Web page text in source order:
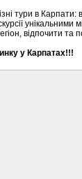
тури в Карпати:
відпочити та
у Карпатах!!!